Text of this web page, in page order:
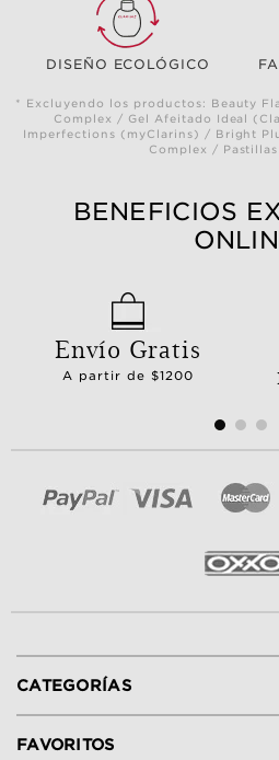
DISEÑO ECOLÓGICO
* Excluyendo los productos: Beauty
Complex / Gel Afeitado Ideal
Imperfections (myClarins) / Bright
Complex /
BENEFICIOS
Envío Gratis
A partir de $1200
CATEGORÍAS
FAVORITOS